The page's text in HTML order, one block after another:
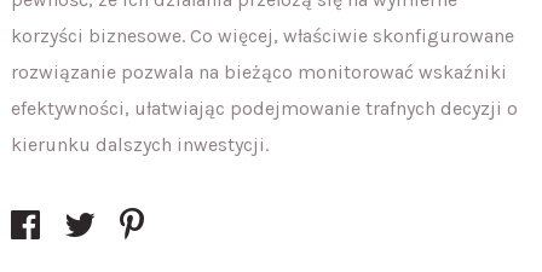
korzyści biznesowe. Co więcej, właściwie skonfigurowane
rozwiązanie pozwala na bieżąco monitorować wskaźniki
efektywności, ułatwiając podejmowanie trafnych decyzji o
kierunku dalszych inwestycji.